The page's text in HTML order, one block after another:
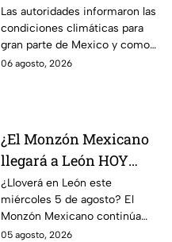
azotará en varios
estado; ¿afectará a
Guanajuato?
Las autoridades informaron las
condiciones climáticas para
gran parte de Mexico y como
afectará a la entidad.
06 agosto, 2026
¿El Monzón Mexicano
llegará a León HOY
miércoles? Esto dice el
pronóstico para este 5
de agosto
¿Lloverá en León este
miércoles 5 de agosto? El
Monzón Mexicano continúa
afectando a varios estados del
05 agosto, 2026